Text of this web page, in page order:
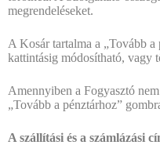
megrendeléseket.
A Kosár tartalma a „Tovább
kattintásig módosítható, vagy
Amennyiben a Fogyasztó
„Tovább a pénztárhoz”
A szállítási és a számlázási